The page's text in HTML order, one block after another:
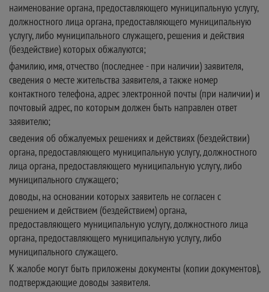
наименование органа, предоставляющего муниципальную услугу,
должностного лица органа, предоставляющего муниципальную
услугу, либо муниципального служащего, решения и действия
(бездействие) которых обжалуются;
фамилию, имя, отчество (последнее - при наличии) заявителя,
сведения о месте жительства заявителя, а также номер
контактного телефона, адрес электронной почты (при наличии) и
почтовый адрес, по которым должен быть направлен ответ
заявителю;
сведения об обжалуемых решениях и действиях (бездействии)
органа, предоставляющего муниципальную услугу, должностного
лица органа, предоставляющего муниципальную услугу, либо
муниципального служащего;
доводы, на основании которых заявитель не согласен с
решением и действием (бездействием) органа,
предоставляющего муниципальную услугу, должностного лица
органа, предоставляющего муниципальную услугу, либо
муниципального служащего.
К жалобе могут быть приложены документы (копии документов),
подтверждающие доводы заявителя.